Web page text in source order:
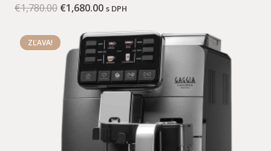
€1,780.00 €1,680.00 s DPH
ZĽAVA!